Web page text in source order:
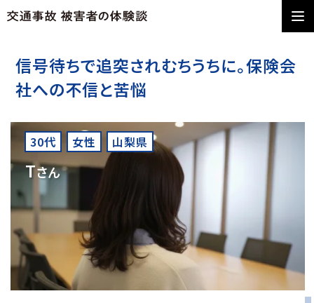
信号待ちで追突されむちうちに。保険会
社への不信と苦悩
30代 女性 山梨県
Tさん